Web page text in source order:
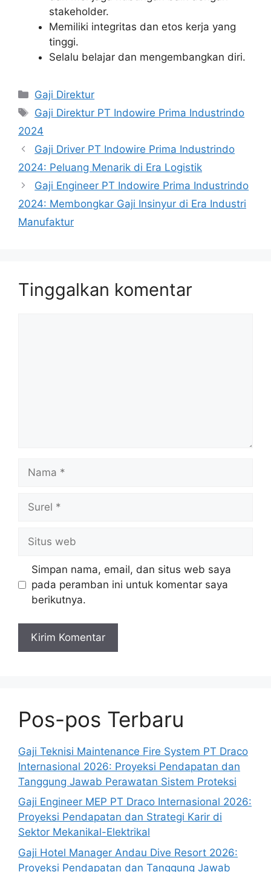
stakeholder.
Memiliki integritas dan etos kerja yang
tinggi.
Selalu belajar dan mengembangkan diri.
Kategori
Gaji Direktur
Tag
Gaji Direktur PT Indowire Prima Industrindo
2024
Gaji Driver PT Indowire Prima Industrindo
2024: Peluang Menarik di Era Logistik
Gaji Engineer PT Indowire Prima Industrindo
2024: Membongkar Gaji Insinyur di Era Industri
Manufaktur
Tinggalkan komentar
Nama
Surel
Situs
web
Simpan nama, email, dan situs web saya
pada peramban ini untuk komentar saya
berikutnya.
Pos-pos Terbaru
Gaji Teknisi Maintenance Fire System PT Draco
Internasional 2026: Proyeksi Pendapatan dan
Tanggung Jawab Perawatan Sistem Proteksi
Gaji Engineer MEP PT Draco Internasional 2026:
Proyeksi Pendapatan dan Strategi Karir di
Sektor Mekanikal-Elektrikal
Gaji Hotel Manager Andau Dive Resort 2026:
Proyeksi Pendapatan dan Tanggung Jawab